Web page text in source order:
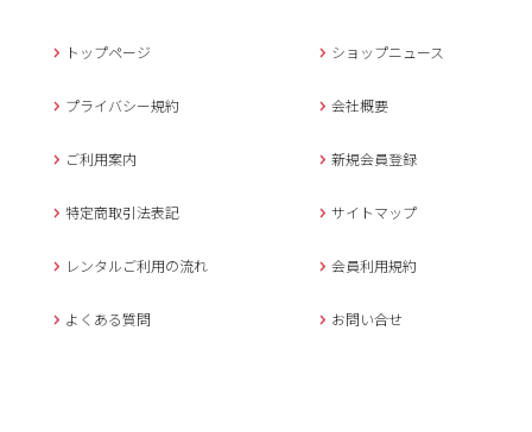
返信させていただきま
年末年始、大型連休
メールでのお問い合わせ
トップページ ショップニュース
プライバシー規約 会社概要
ご利用案内 新規会員登録
特定商取引法表記 サイトマップ
レンタルご利用の流れ 会員利用規約
よくある質問 お問い合せ